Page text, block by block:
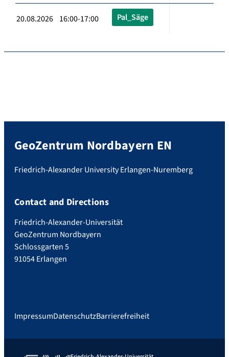
20.08.2026 16:00-17:00 Pal_Säge
GeoZentrum Nordbayern EN
Friedrich-Alexander University Erlangen-Nuremberg
Contact and Directions
Friedrich-Alexander-Universität
GeoZentrum Nordbayern
Schlossgarten 5
91054 Erlangen
ImpressumDatenschutzBarrierefreiheit